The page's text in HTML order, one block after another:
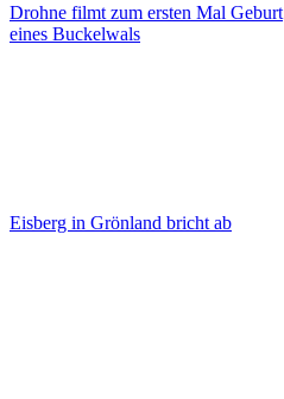
Drohne filmt zum ersten Mal Geburt
eines Buckelwals
Eisberg in Grönland bricht ab